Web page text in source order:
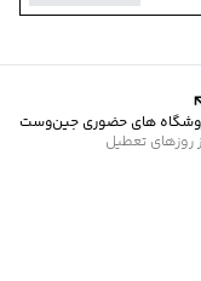
های حضوری جین‌وست